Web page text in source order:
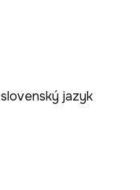
slovenský jazyk